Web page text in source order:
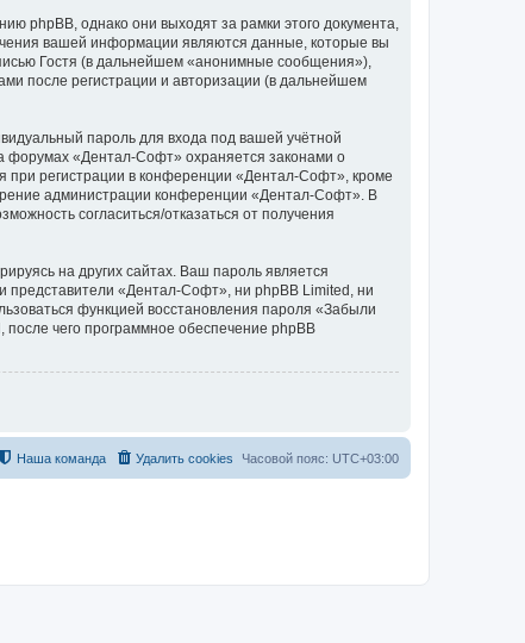
phpBB, однако они выходят за рамки этого документа,
вашей информации являются данные, которые вы
Гостя (в дальнейшем «анонимные сообщения»),
после регистрации и авторизации (в дальнейшем
пароль для входа под вашей учётной
«Дентал-Софт» охраняется законами о
регистрации в конференции «Дентал-Софт», кроме
администрации конференции «Дентал-Софт». В
согласиться/отказаться от получения
на других сайтах. Ваш пароль является
представители «Дентал-Софт», ни phpBB Limited, ни
функцией восстановления пароля «Забыли
чего программное обеспечение phpBB
Часовой пояс: UTC+03:00
Удалить cookies
Наша команда